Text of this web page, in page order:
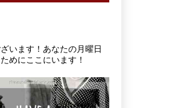
います！あなたの月曜日
めにここにいます！